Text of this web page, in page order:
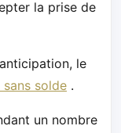
la prise de
le
solde .
un nombre